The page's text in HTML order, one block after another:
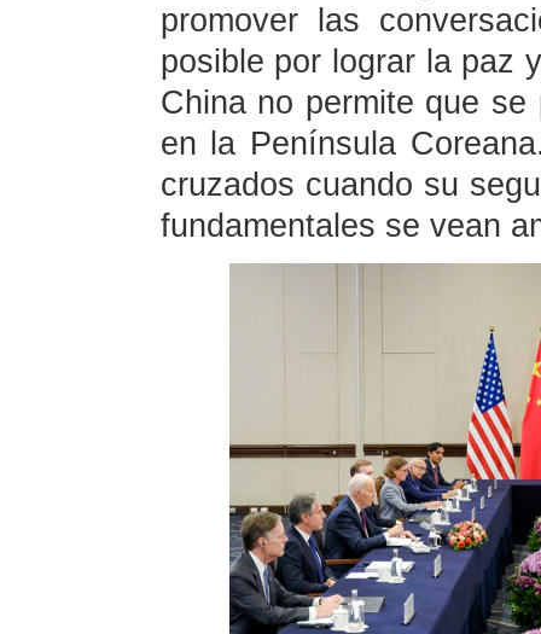
promover las
posible por lograr la paz
China no permite que
en la Península
cruzados cuando su
fundamentales se vean